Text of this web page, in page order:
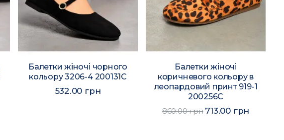
Балетки жіночі чорного
кольору 3206-4 200131C
532.00 грн
Балетки жіночі
коричневого кольору в
леопардовий принт 919-1
200256C
860.00 грн 713.00 грн